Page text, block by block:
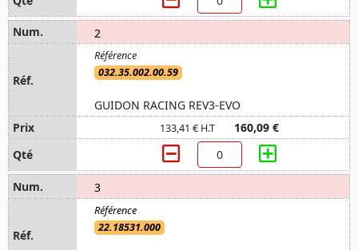
2
032.35.002.00.59
GUIDON RACING REV3-EVO
133,41 € H.T 160,09 €
3
22.18531.000